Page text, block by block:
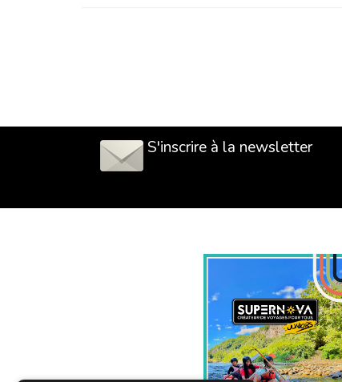
S'inscrire à la newsletter